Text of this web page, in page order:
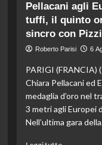
Pellacani agli
tuffi, il quinto
sincro con
Roberto Parisi 6
PARIGI (FRANCIA)
Chiara Pellacani ed
medaglia d’oro nel
3 metri agli Europei
Nell’ultima gara
Leggi